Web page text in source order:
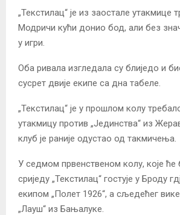
„Текстилац“ је из заостале утакмице
Модричи кући донио бод, али без
у игри.
Оба ривала изгледала су блиједо и
сусрет двије екипе са дна табеле.
„Текстилац“ је у прошлом колу
утакмицу против „Јединства“ из
клуб је раније одустао од такмичења.
У седмом првенственом колу, које ће
сриједу „Текстилац“ гостује у Броду
екипом „Полет 1926“, а сљедећег
„Лауш“ из Бањалуке.